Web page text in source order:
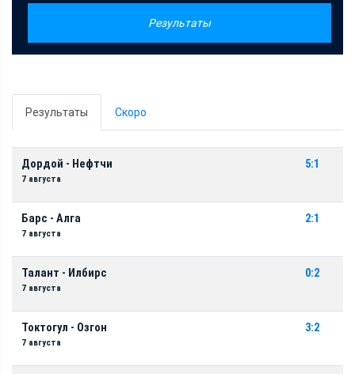
Результаты
Результаты Скоро
Дордой - Нефтчи
7 августа
5:1
Барс - Алга
7 августа
2:1
Талант - Илбирс
7 августа
0:2
Токтогул - Озгон
7 августа
3:2